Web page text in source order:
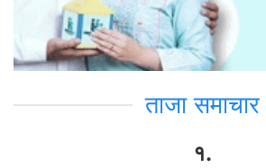
ताजा समाचार
१.